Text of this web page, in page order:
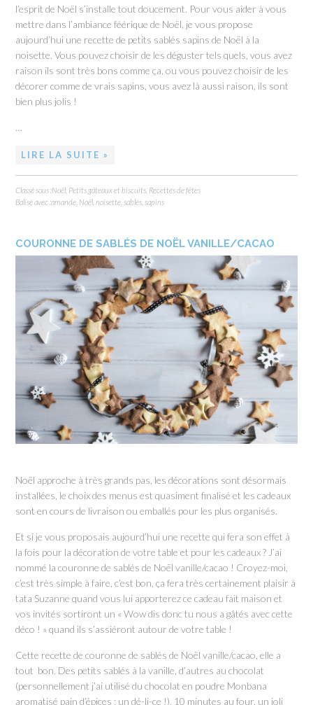
l’esprit de Noël s’installe tout doucement. Pour vous aider à vous
mettre dans l’ambiance féérique de Noël, je vous propose
aujourd’hui une recette de petits sablés sapins de Noël à la
noisette. Vous pouvez choisir de les déguster tels quels, vous avez
raison ils sont très bons comme ça, ou vous pouvez choisir de les
décorer comme de vrais sapins, vous avez là aussi raison, ils sont
bien plus jolis !
…
LIRE LA SUITE »
Classé sous :Noël Petits gâteaux et biscuits Recettes de fêtes
Balisé avec :amande Noël ,noisette sablés sapins
COURONNE DE SABLÉS DE NOËL VANILLE/CACAO
Noël approche à très grands pas, les décorations sont désormais
installées, le choix des menus est quasiment finalisé et les cadeaux
sont en cours de livraison ou emballés pour les plus organisés.
Et si je vous proposais aujourd’hui une recette qui fera son effet à
la fois pour la décoration de votre table et pour les cadeaux ? J’ai
nommé la couronne de sablés de Noël vanille/cacao ! Croyez-moi,
c’est très simple à faire, c’est bon, ça fera très certainement plaisir à
tata Suzanne quand vous lui apporterez ce cadeau fait maison et
vos invités sortiront un « Wow dis donc tu nous a gâtés avec cette
déco ! » quand ils s’assiéront autour de votre table !
Cette recette de couronne de sablés de Noël vanille/cacao, elle a
tout bon. Des petits sablés à la vanille, d’autres au chocolat
(personnellement j’ai utilisé du chocolat en poudre Monbana
aromatisé pain d’épices : un dé-li-ce !), 10 minutes au four, un joli